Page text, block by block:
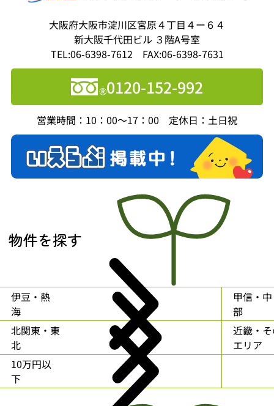
大阪府大阪市淀川区宮原４丁目４ー６４
新大阪千代田ビル ３階A号室
TEL:06-6398-7612 FAX:06-6398-7631
0120-152-992
営業時間：10：00～17：00 定休日：土日祝
物件を探す
伊豆・熱
海
甲信・中
部
北関東・東
北
近畿・
エリア
10万円以
下